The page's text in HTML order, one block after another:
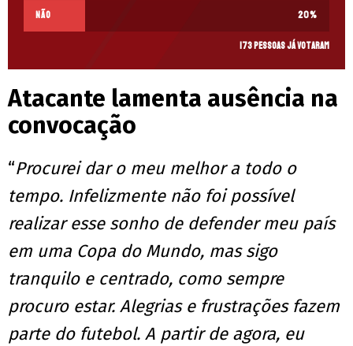
Não 20%
173 pessoas já votaram
Atacante lamenta ausência na
convocação
“Procurei dar o meu melhor a todo o
tempo. Infelizmente não foi possível
realizar esse sonho de defender meu país
em uma Copa do Mundo, mas sigo
tranquilo e centrado, como sempre
procuro estar. Alegrias e frustrações fazem
parte do futebol. A partir de agora, eu